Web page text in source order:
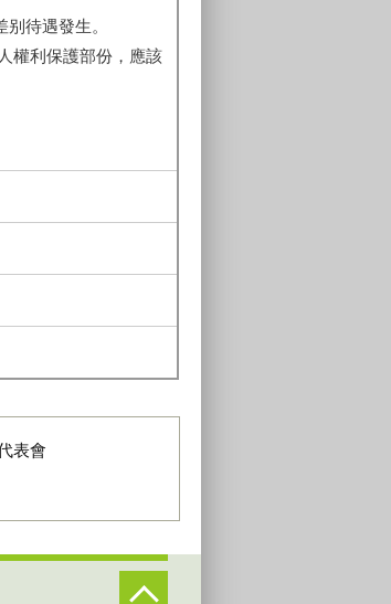
待遇發生。
權利保護部份，應該
表會